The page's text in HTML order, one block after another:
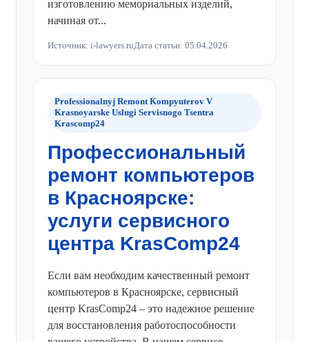
изготовлению мемориальных изделий,
начиная от...
Источник: i-lawyers.ruДата статьи: 05.04.2026
Professionalnyj Remont Kompyuterov V
Krasnoyarske Uslugi Servisnogo Tsentra
Krascomp24
Профессиональный
ремонт компьютеров
в Красноярске:
услуги сервисного
центра KrasComp24
Если вам необходим качественный ремонт
компьютеров в Красноярске, сервисный
центр KrasComp24 – это надежное решение
для восстановления работоспособности